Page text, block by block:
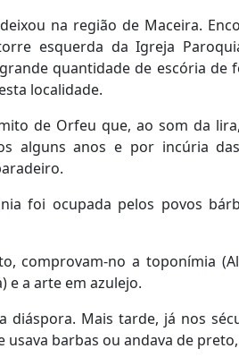
na região de Maceira.
esquerda da Igreja
quantidade de escória
localidade.
de Orfeu que, ao som da
alguns anos e por incúria
foi ocupada pelos povos
comprovam-no a toponímia
e a arte em azulejo.
Mais tarde, já nos
barbas ou andava de